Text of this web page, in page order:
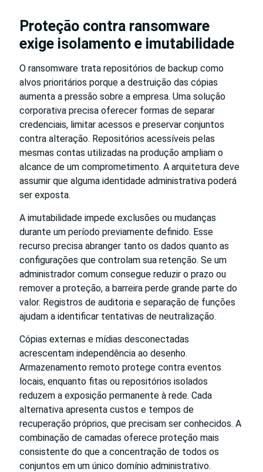
Proteção contra ransomware
exige isolamento e imutabilidade
O ransomware trata repositórios de backup como
alvos prioritários porque a destruição das cópias
aumenta a pressão sobre a empresa. Uma solução
corporativa precisa oferecer formas de separar
credenciais, limitar acessos e preservar conjuntos
contra alteração. Repositórios acessíveis pelas
mesmas contas utilizadas na produção ampliam o
alcance de um comprometimento. A arquitetura deve
assumir que alguma identidade administrativa poderá
ser exposta.
A imutabilidade impede exclusões ou mudanças
durante um período previamente definido. Esse
recurso precisa abranger tanto os dados quanto as
configurações que controlam sua retenção. Se um
administrador comum consegue reduzir o prazo ou
remover a proteção, a barreira perde grande parte do
valor. Registros de auditoria e separação de funções
ajudam a identificar tentativas de neutralização.
Cópias externas e mídias desconectadas
acrescentam independência ao desenho.
Armazenamento remoto protege contra eventos
locais, enquanto fitas ou repositórios isolados
reduzem a exposição permanente à rede. Cada
alternativa apresenta custos e tempos de
recuperação próprios, que precisam ser conhecidos. A
combinação de camadas oferece proteção mais
consistente do que a concentração de todos os
conjuntos em um único domínio administrativo.